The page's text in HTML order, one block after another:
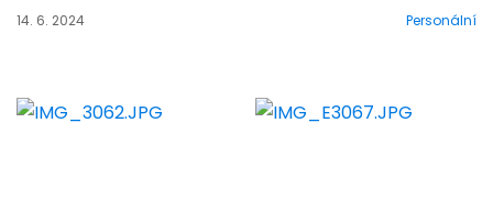
14. 6. 2024 Personální